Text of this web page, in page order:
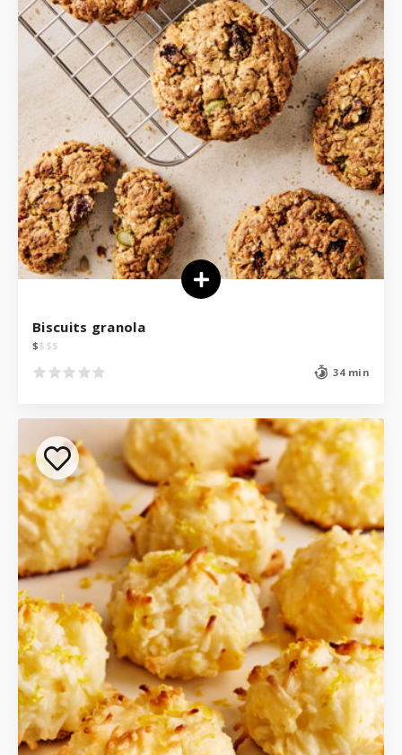
Biscuits granola
$$ $$
34 min